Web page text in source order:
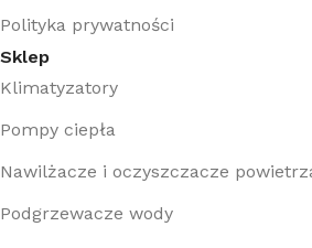
Polityka prywatności
Sklep
Klimatyzatory
Pompy ciepła
Nawilżacze i oczyszczacze
Podgrzewacze wody